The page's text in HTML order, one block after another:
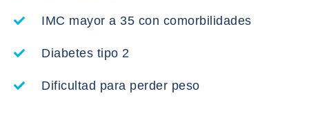
IMC mayor a 35 con comorbilidades
Diabetes tipo 2
Dificultad para perder peso